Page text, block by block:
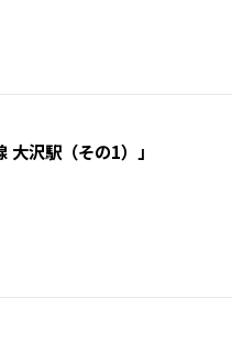
沢駅（その1）」